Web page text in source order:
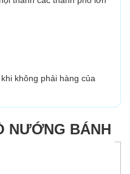
không phải hàng của
NƯỚNG BÁNH